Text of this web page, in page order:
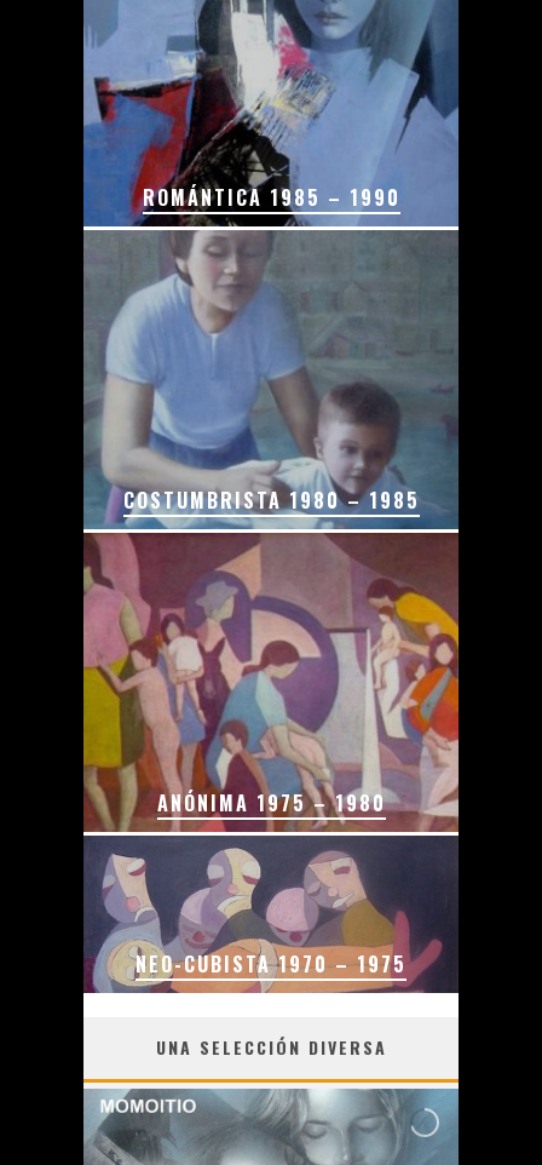
ROMÁNTICA 1985 – 1990
COSTUMBRISTA 1980 – 1985
ANÓNIMA 1975 – 1980
NEO-CUBISTA 1970 – 1975
UNA SELECCIÓN DIVERSA